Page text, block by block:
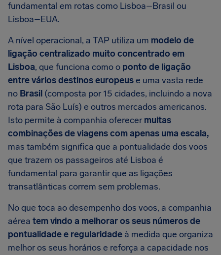
fundamental em rotas como Lisboa–Brasil ou
Lisboa–EUA.
A nível operacional, a TAP utiliza um modelo de
ligação centralizado muito concentrado em
Lisboa, que funciona como o ponto de ligação
entre vários destinos europeuse uma vasta rede
no Brasil (composta por 15 cidades, incluindo a nova
rota para São Luís) e outros mercados americanos.
Isto permite à companhia oferecer muitas
combinações de viagens com apenas uma escala,
mas também significa que a pontualidade dos voos
que trazem os passageiros até Lisboa é
fundamental para garantir que as ligações
transatlânticas correm sem problemas.
No que toca ao desempenho dos voos, a companhia
aérea tem vindo a melhorar os seus números de
pontualidade e regularidade à medida que organiza
melhor os seus horários e reforça a capacidade nos